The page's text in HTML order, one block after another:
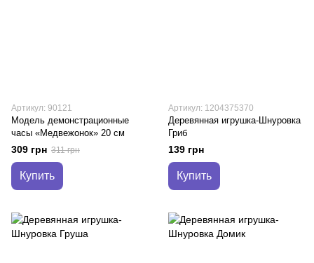
Артикул: 90121
Модель демонстрационные
часы «Медвежонок» 20 см
309 грн 311 грн
Купить
Артикул: 1204375370
Деревянная игрушка-Шнуровка
Гриб
139 грн
Купить